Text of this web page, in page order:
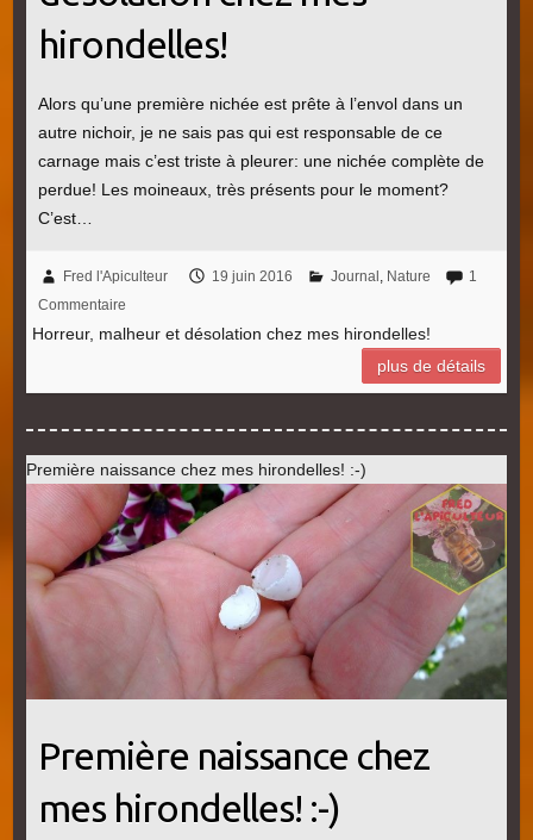
hirondelles!
Alors qu’une première nichée est prête à l’envol dans un
autre nichoir, je ne sais pas qui est responsable de ce
carnage mais c’est triste à pleurer: une nichée complète de
perdue! Les moineaux, très présents pour le moment?
C’est…
Fred l'Apiculteur 19 juin 2016 Journal , Nature
1
Commentaire
Horreur, malheur et désolation chez mes hirondelles!
plus de détails
Première naissance chez mes hirondelles! :-)
Première naissance chez
mes hirondelles! :-)